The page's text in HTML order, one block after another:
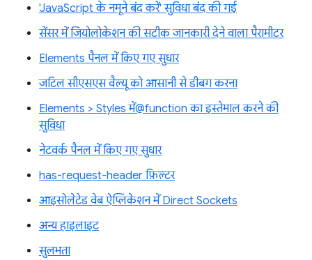
'JavaScript के नमूने बंद करें' सुविधा बंद की गई
सेंसर में जियोलोकेशन की सटीक जानकारी देने वाला पैरामीटर
Elements पैनल में किए गए सुधार
जटिल सीएसएस वैल्यू को आसानी से डीबग करना
Elements > Styles में@function का इस्तेमाल करने की
सुविधा
नेटवर्क पैनल में किए गए सुधार
has-request-header फ़िल्टर
आइसोलेटेड वेब ऐप्लिकेशन में Direct Sockets
अन्य हाइलाइट
सुलभता